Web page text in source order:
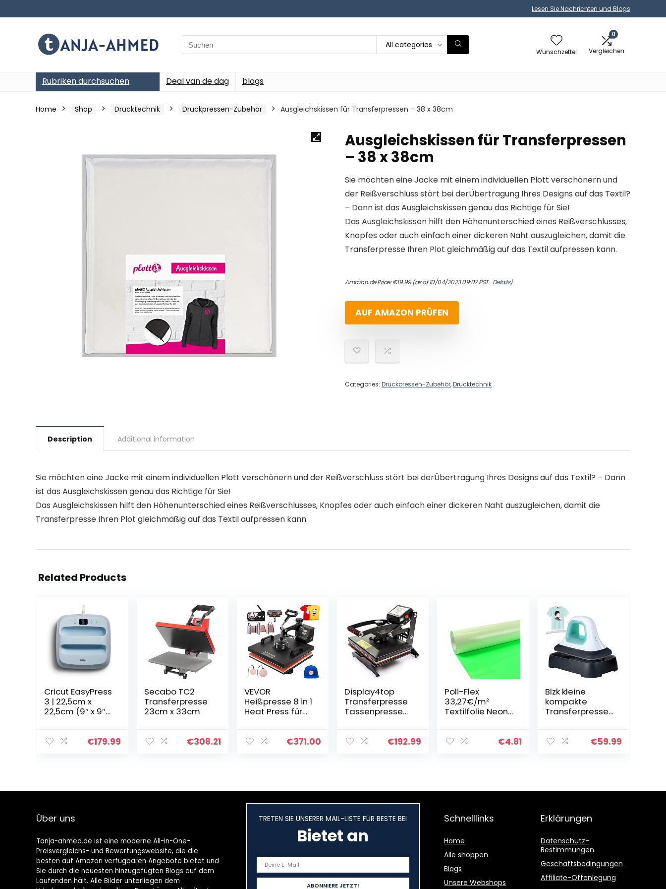
Lesen Sie Nachrichten und Blogs
Search
for:
All categories
Wunschzettel
0
Vergleichen
Rubriken durchsuchen Deal van de dag blogs
Home Shop Drucktechnik Druckpressen-Zubehör Ausgleichskissen für Transferpressen – 38 x 38cm
Ausgleichskissen für Transferpressen
– 38 x 38cm
Sie möchten eine Jacke mit einem individuellen Plott verschönern und
der Reißverschluss stört bei derÜbertragung Ihres Designs auf das Textil?
– Dann ist das Ausgleichskissen genau das Richtige für Sie!
Das Ausgleichskissen hilft den Höhenunterschied eines Reißverschlusses,
Knopfes oder auch einfach einer dickeren Naht auszugleichen, damit die
Transferpresse Ihren Plot gleichmäßig auf das Textil aufpressen kann.
Amazon.de Price:€19.99(as of 10/04/2023 09:07 PST-Details)
AUF AMAZON PRÜFEN
Categories: Druckpressen-Zubehör,Drucktechnik
Description Additional information
Sie möchten eine Jacke mit einem individuellen Plott verschönern und der Reißverschluss stört bei derÜbertragung Ihres Designs auf das Textil? – Dann
ist das Ausgleichskissen genau das Richtige für Sie!
Das Ausgleichskissen hilft den Höhenunterschied eines Reißverschlusses, Knopfes oder auch einfach einer dickeren Naht auszugleichen, damit die
Transferpresse Ihren Plot gleichmäßig auf das Textil aufpressen kann.
Related Products
Cricut EasyPress
3 | 22,5cm x
22,5cm (9″ x 9″) |
elung bis 205 °C
Aufbügel- (HTV),
Sublimationsma
€179.99
Secabo TC2
Transferpresse
23cm x 33cm
€308.21
VEVOR
Heißpresse 8 in 1
Heat Press für
Textilpresse mit
€371.00
Display4top
Transferpresse
Tassenpresse
Transferpresse
€192.99
Poli-Flex
33,27€/m²
Textilfolie Neon
Buegelfolie Folie
€4.81
Blzk kleine
kompakte
Transferpresse,
Machine 18 x9.8
€59.99
Über uns
Tanja-ahmed.de ist eine moderne All-in-One-
Preisvergleichs- und Bewertungswebsite, die die
besten auf Amazon verfügbaren Angebote bietet und
Sie durch die neuesten hinzugefügten Blogs auf dem
Laufenden hält. Alle Bilder unterliegen dem
TRETEN SIE UNSERER MAIL-LISTE FÜR BESTE BEI
Bietet an
Schnelllinks
Home
Alle shoppen
Blogs
Unsere Webshops
Erklärungen
Datenschutz-
Bestimmungen
Geschäftsbedingungen
Affiliate-Offenlegung